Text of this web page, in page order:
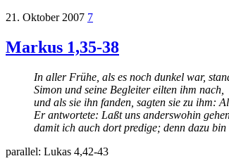
21. Oktober 2007 7
Markus 1,35-38
In aller Frühe, als es noch dunkel war,
Simon und seine Begleiter eilten ihm nach,
und als sie ihn fanden, sagten sie zu ihm:
Er antwortete: Laßt uns anderswohin
damit ich auch dort predige; denn dazu
parallel: Lukas 4,42-43